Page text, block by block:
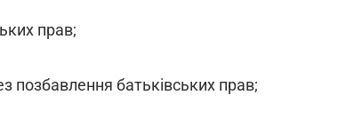
прав;
позбавлення батьківських прав;